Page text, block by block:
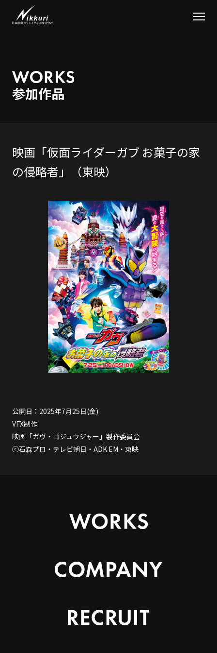
映画「仮面ライダーガブ お菓子の家
の侵略者」（東映）
公開日：2025年7月25日(金)
VFX制作
映画「ガヴ・ゴジュウジャー」製作委員会
ⓒ石森プロ・テレビ朝日・ADK EM・東映